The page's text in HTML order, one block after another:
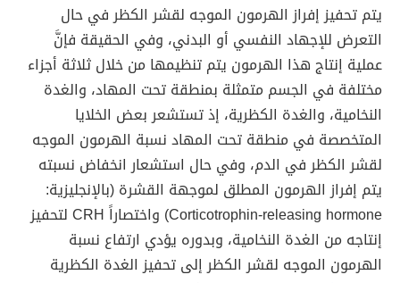
يتم تحفيز إفراز الهرمون الموجه لقشر الكظر في حال
التعرض للإجهاد النفسي أو البدني، وفي الحقيقة فإنَّ
عملية إنتاج هذا الهرمون يتم تنظيمها من خلال ثلاثة أجزاء
مختلفة في الجسم متمثلة بمنطقة تحت المهاد، والغدة
النخامية، والغدة الكظرية، إذ تستشعر بعض الخلايا
المتخصصة في منطقة تحت المهاد نسبة الهرمون الموجه
لقشر الكظر في الدم، وفي حال استشعار انخفاض نسبته
يتم إفراز الهرمون المطلق لموجهة القشرة (بالإنجليزية:
Corticotrophin-releasing hormone) واختصاراً CRH لتحفيز
إنتاجه من الغدة النخامية، وبدوره يؤدي ارتفاع نسبة
الهرمون الموجه لقشر الكظر إلى تحفيز الغدة الكظرية